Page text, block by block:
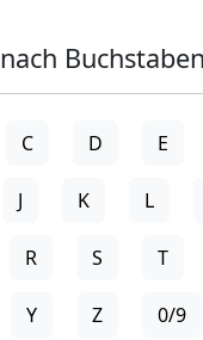
nach Buchstaben
C D E
J K L
R S T
Y Z 0/9